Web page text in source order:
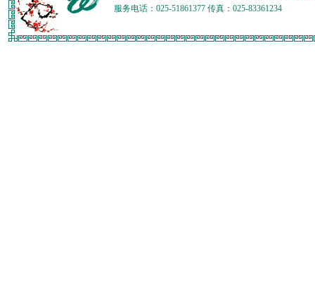
服务电话：025-51861377 传真：025-83361234